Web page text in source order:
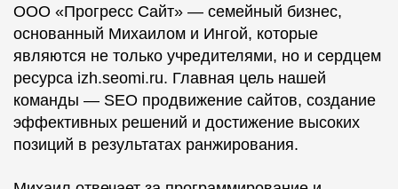
ООО «Прогресс Сайт» — семейный бизнес,
основанный Михаилом и Ингой, которые
являются не только учредителями, но и сердцем
ресурса izh.seomi.ru. Главная цель нашей
команды — SEO продвижение сайтов, создание
эффективных решений и достижение высоких
позиций в результатах ранжирования.